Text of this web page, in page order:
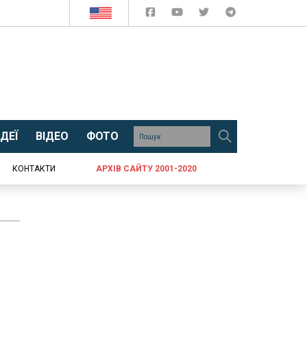
ВІДЕО ФОТО
КОНТАКТИ АРХІВ САЙТУ 2001-2020